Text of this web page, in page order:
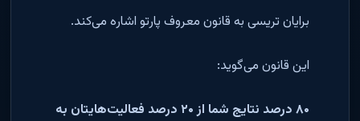
برایان تریسی به قانون معروف پارتو اشاره می‌کند.
این قانون می‌گوید:
۸۰ درصد نتایج شما از ۲۰ درصد فعالیت‌هایتان به